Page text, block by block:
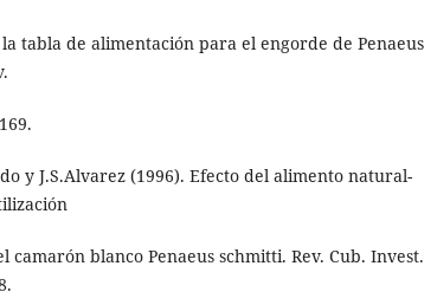
tabla de alimentación para el engorde de Penaeus
y J.S.Alvarez (1996). Efecto del alimento natural-
camarón blanco Penaeus schmitti. Rev. Cub. Invest.